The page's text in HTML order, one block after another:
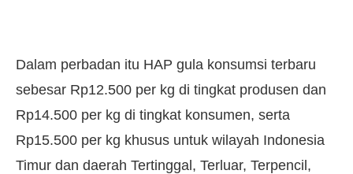
Dalam perbadan itu HAP gula konsumsi terbaru
sebesar Rp12.500 per kg di tingkat produsen dan
Rp14.500 per kg di tingkat konsumen, serta
Rp15.500 per kg khusus untuk wilayah Indonesia
Timur dan daerah Tertinggal, Terluar, Terpencil,